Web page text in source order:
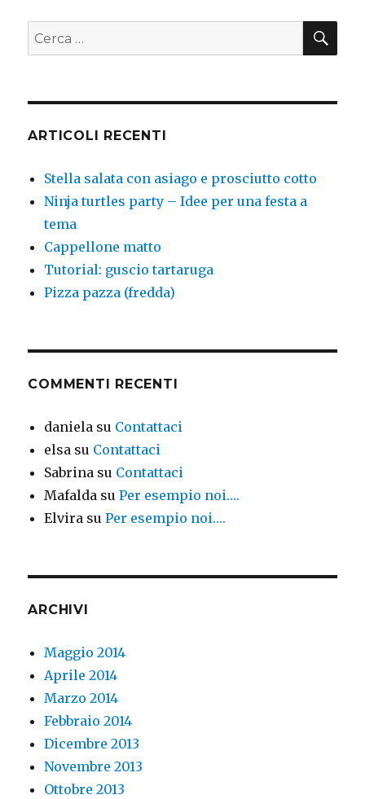
Cerca:
ARTICOLI RECENTI
Stella salata con asiago e prosciutto cotto
Ninja turtles party – Idee per una festa a
tema
Cappellone matto
Tutorial: guscio tartaruga
Pizza pazza (fredda)
COMMENTI RECENTI
daniela su Contattaci
elsa su Contattaci
Sabrina su Contattaci
Mafalda suPer esempio noi….
Elvira suPer esempio noi….
ARCHIVI
Maggio 2014
Aprile 2014
Marzo 2014
Febbraio 2014
Dicembre 2013
Novembre 2013
Ottobre 2013